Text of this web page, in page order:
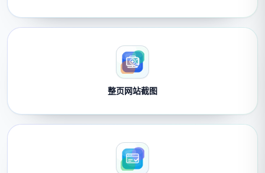
整页网站截图